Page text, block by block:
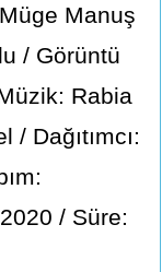
Manuş
/ Görüntü
Rabia
Dağıtımcı:
/ Süre: